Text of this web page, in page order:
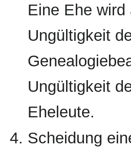
Eine Ehe
Ungültigkeit
Ungültigkeit
Eheleute.
Scheidung